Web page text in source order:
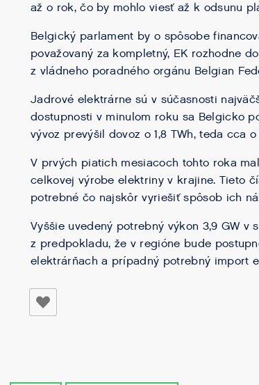
až o rok, čo by mohlo viesť až k odsunu
Belgický parlament by o spôsobe
považovaný za kompletný, EK rozhodne
z vládneho poradného orgánu Belgian
Jadrové elektrárne sú v súčasnosti
dostupnosti v minulom roku sa Belgicko
vývoz prevýšil dovoz o 1,8 TWh, teda cca
V prvých piatich mesiacoch tohto roka
celkovej výrobe elektriny v krajine. Tieto
potrebné čo najskôr vyriešiť spôsob ich
Vyššie uvedený potrebný výkon 3,9 GW
z predpokladu, že v regióne bude
elektrárňach a prípadný potrebný import